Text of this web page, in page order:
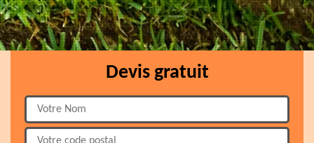
Devis gratuit